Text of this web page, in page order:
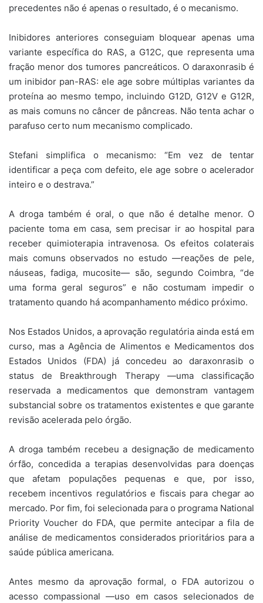
precedentes não é apenas o resultado, é o mecanismo.
Inibidores anteriores conseguiam bloquear apenas uma
variante específica do RAS, a G12C, que representa uma
fração menor dos tumores pancreáticos. O daraxonrasib é
um inibidor pan-RAS: ele age sobre múltiplas variantes da
proteína ao mesmo tempo, incluindo G12D, G12V e G12R,
as mais comuns no câncer de pâncreas. Não tenta achar o
parafuso certo num mecanismo complicado.
Stefani simplifica o mecanismo: “Em vez de tentar
identificar a peça com defeito, ele age sobre o acelerador
inteiro e o destrava.”
A droga também é oral, o que não é detalhe menor. O
paciente toma em casa, sem precisar ir ao hospital para
receber quimioterapia intravenosa. Os efeitos colaterais
mais comuns observados no estudo —reações de pele,
náuseas, fadiga, mucosite— são, segundo Coimbra, “de
uma forma geral seguros” e não costumam impedir o
tratamento quando há acompanhamento médico próximo.
Nos Estados Unidos, a aprovação regulatória ainda está em
curso, mas a Agência de Alimentos e Medicamentos dos
Estados Unidos (FDA) já concedeu ao daraxonrasib o
status de Breakthrough Therapy —uma classificação
reservada a medicamentos que demonstram vantagem
substancial sobre os tratamentos existentes e que garante
revisão acelerada pelo órgão.
A droga também recebeu a designação de medicamento
órfão, concedida a terapias desenvolvidas para doenças
que afetam populações pequenas e que, por isso,
recebem incentivos regulatórios e fiscais para chegar ao
mercado. Por fim, foi selecionada para o programa National
Priority Voucher do FDA, que permite antecipar a fila de
análise de medicamentos considerados prioritários para a
saúde pública americana.
Antes mesmo da aprovação formal, o FDA autorizou o
acesso compassional —uso em casos selecionados de